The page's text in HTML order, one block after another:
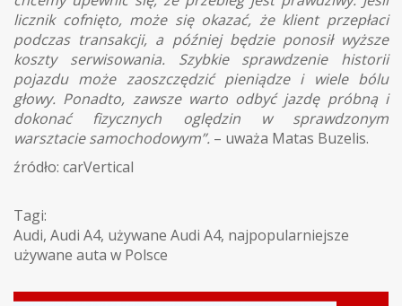
licznik cofnięto, może się okazać, że klient przepłaci
podczas transakcji, a później będzie ponosił wyższe
koszty serwisowania. Szybkie sprawdzenie historii
pojazdu może zaoszczędzić pieniądze i wiele bólu
głowy. Ponadto, zawsze warto odbyć jazdę próbną i
dokonać fizycznych oględzin w sprawdzonym
warsztacie samochodowym”. – uważa Matas Buzelis.
źródło: carVertical
Tagi:
Audi, Audi A4, używane Audi A4, najpopularniejsze
używane auta w Polsce